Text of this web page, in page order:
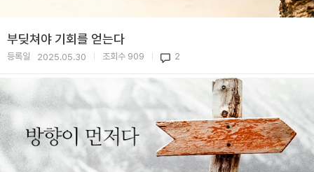
부딪쳐야 기회를 얻는다
등록일 2025.05.30 조회수 909 2